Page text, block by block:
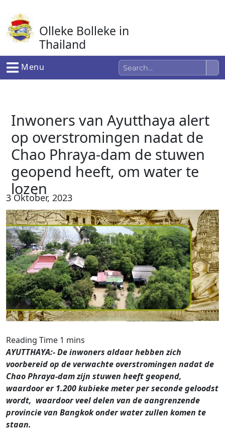
naar
de
inhoud
Olleke Bolleke in
Thailand
In Thailand
Menu
Inwoners van Ayutthaya alert
op overstromingen nadat de
Chao Phraya-dam de stuwen
geopend heeft, om water te
lozen
3 Oktober, 2023
AYUTTHAYA:- De inwoners aldaar hebben zich
voorbereid op de verwachte overstromingen nadat de
Chao Phraya-dam zijn stuwen heeft geopend,
waardoor er 1.200 kubieke meter per seconde geloodst
wordt, waardoor veel delen van de aangrenzende
provincie van Bangkok onder water zullen komen te
staan.